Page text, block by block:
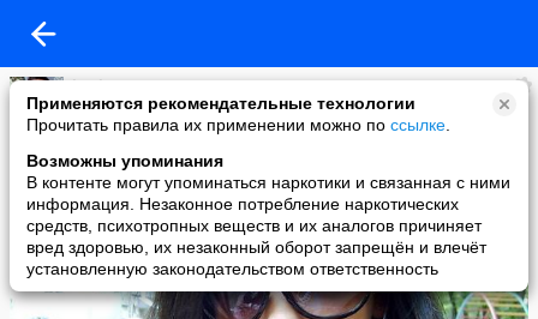
Применяются рекомендательные технологии
Прочитать правила их применении можно по ссылке
Возможны упоминания
В контенте могут упоминаться наркотики и связанная с ними
информация. Незаконное потребление наркотических
средств, психотропных веществ и их аналогов причиняет
вред здоровью, их незаконный оборот запрещён и влечёт
установленную законодательством ответственность
kenk2a
added a photo
13 Oct в 14:18